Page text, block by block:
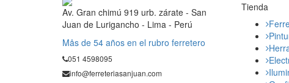
Av. Gran chimú 919 urb. zárate - San
Juan de Lurigancho - Lima - Perú
Mås de 54 años en el rubro ferretero
051 4598095
info@ferreteriasanjuan.com
Tienda